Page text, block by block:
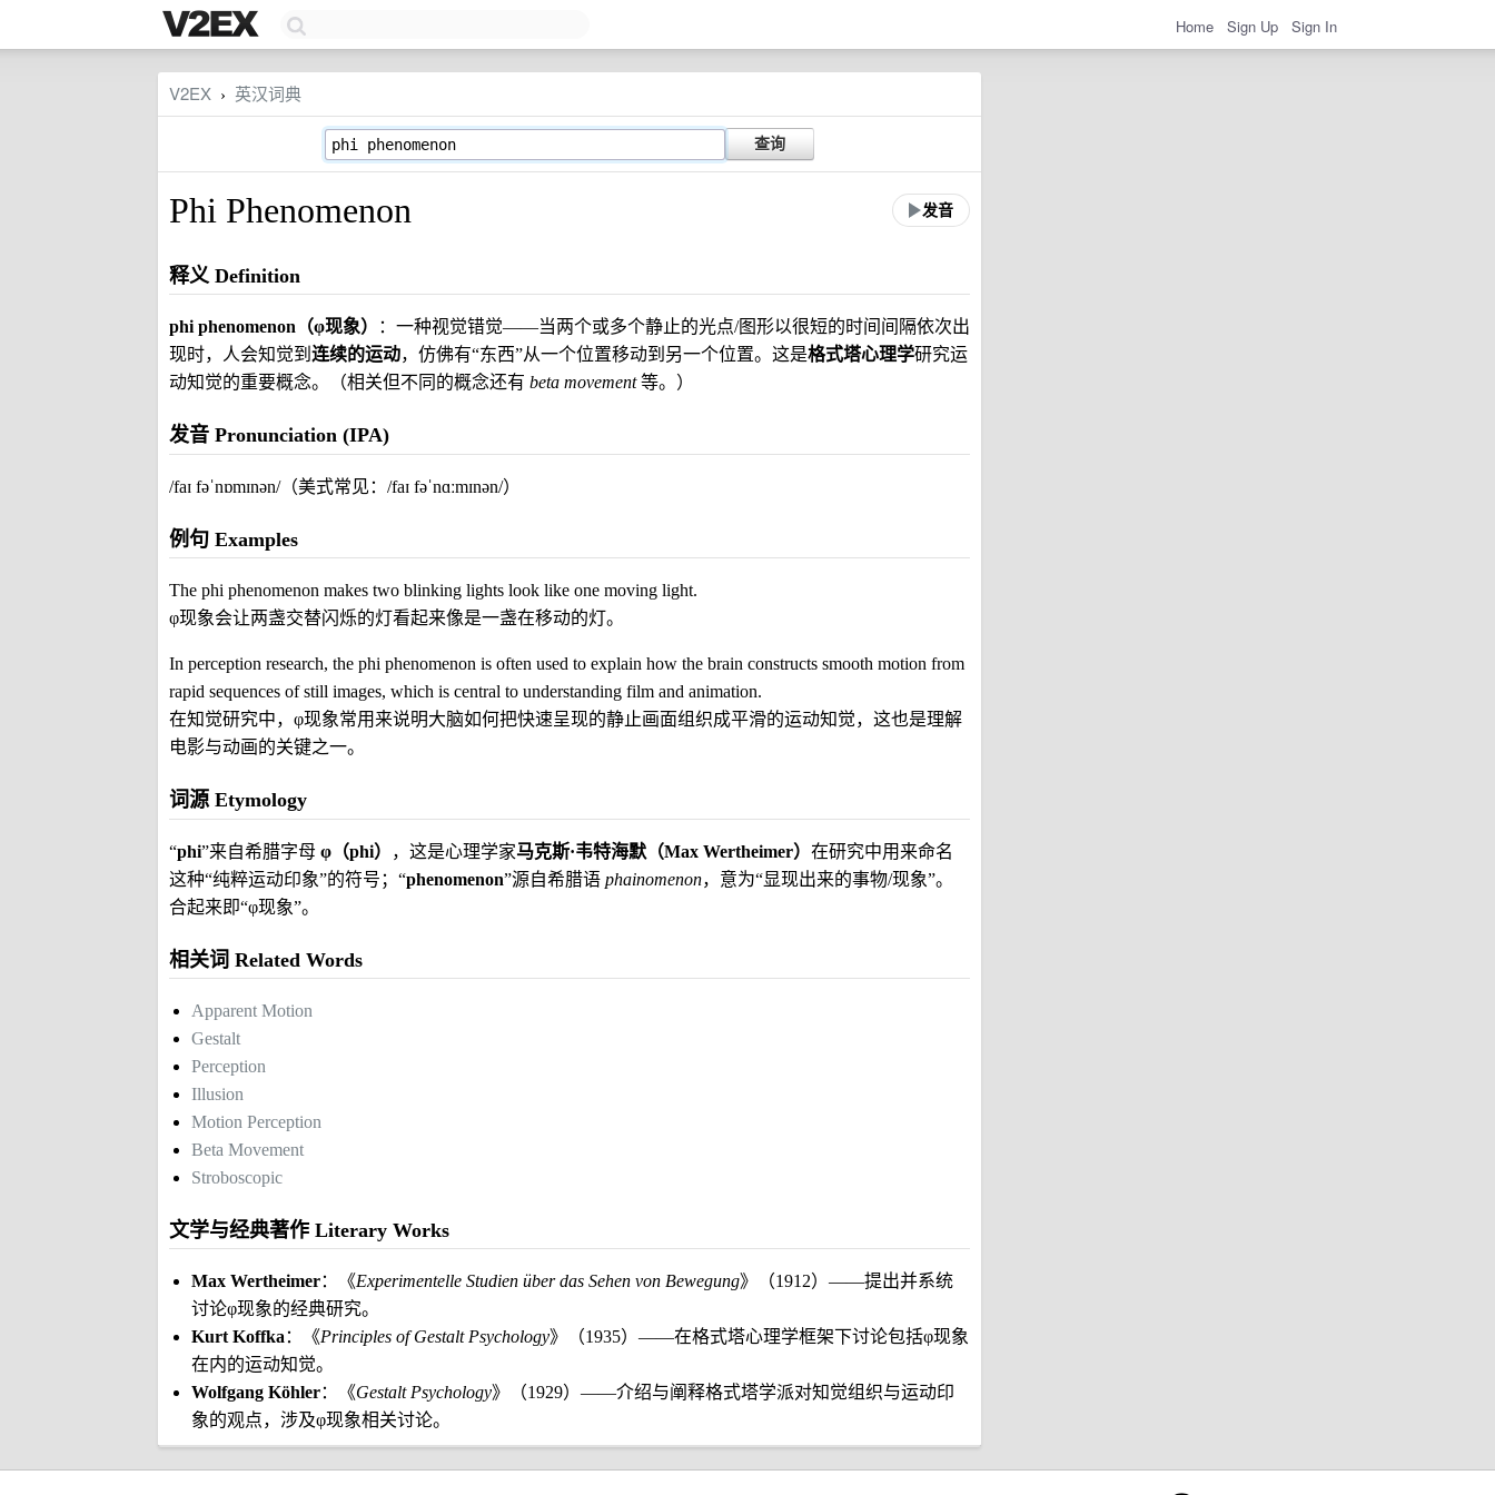
Home Sign Up Sign In
V2EX › 英汉词典
查询
Phi Phenomenon 发音
释义 Definition
phi phenomenon（φ现象）
：一种视觉错觉——当两个或多个静止的光点/图形以很短的时间间隔依次出
现时，人会知觉到 连续的运动，仿佛有“东西”从一个位置移动到另一个位置。这是格式塔心理学研究运
动知觉的重要概念。（相关但不同的概念还有 beta movement等。）
发音 Pronunciation (IPA)
/faɪ fəˈnɒmɪnən/（美式常见：/faɪ fəˈnɑːmɪnən/）
例句 Examples
The phi phenomenon makes two blinking lights look like one moving light.
φ现象会让两盏交替闪烁的灯看起来像是一盏在移动的灯。
In perception research, the phi phenomenon is often used to explain how the brain constructs smooth motion from
rapid sequences of still images, which is central to understanding film and animation.
在知觉研究中，φ现象常用来说明大脑如何把快速呈现的静止画面组织成平滑的运动知觉，这也是理解
电影与动画的关键之一。
词源 Etymology
“phi”来自希腊字母 φ（phi） ，这是心理学家马克斯·韦特海默（Max Wertheimer） 在研究中用来命名
这种“纯粹运动印象”的符号；“phenomenon”源自希腊语 phainomenon，意为“显现出来的事物/现象”。
合起来即“φ现象”。
相关词 Related Words
Apparent Motion
Gestalt
Perception
Illusion
Motion Perception
Beta Movement
Stroboscopic
文学与经典著作 Literary Works
Max Wertheimer：《Experimentelle Studien über das Sehen von Bewegung》（1912）——提出并系统
讨论φ现象的经典研究。
Kurt Koffka ：《Principles of Gestalt Psychology》（1935）——在格式塔心理学框架下讨论包括φ现象
在内的运动知觉。
Wolfgang Köhler：《Gestalt Psychology》（1929）——介绍与阐释格式塔学派对知觉组织与运动印
象的观点，涉及φ现象相关讨论。